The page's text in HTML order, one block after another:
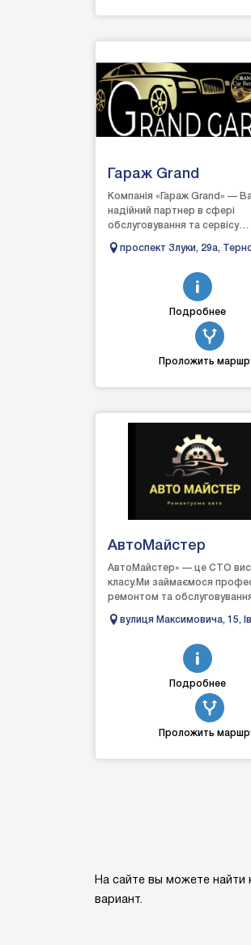
Гараж Grand
Компанія «Гараж Grand» —
надійний партнер в сфері
обслуговування та сервісу
такі послуги, як поліруванн...
проспект Злуки, 29а,
Подробнее
Проложить
АвтоМайстер
АвтоМайстер» — це СТО
класу.Ми займаємося
ремонтом та
досвідчені спеціалісти у
вулиця Максимовича, 15,
Подробнее
Проложить
На сайте вы можете найти
вариант.